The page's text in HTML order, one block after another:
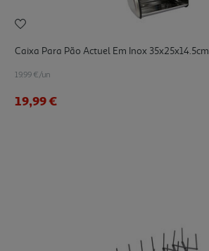
Caixa Para Pão Actuel Em Inox 35x25x14.5cm
19.99 €/un
19,99 €